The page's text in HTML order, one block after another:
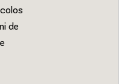
de